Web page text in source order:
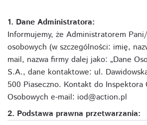
1. Dane Administratora:
Informujemy, że Administratorem
osobowych (w szczególności: imię,
mail, nazwa firmy dalej jako: „Dane
S.A., dane kontaktowe: ul.
500 Piaseczno. Kontakt do Inspektora
Osobowych e-mail: iod@action.pl
2. Podstawa prawna przetwarzania: